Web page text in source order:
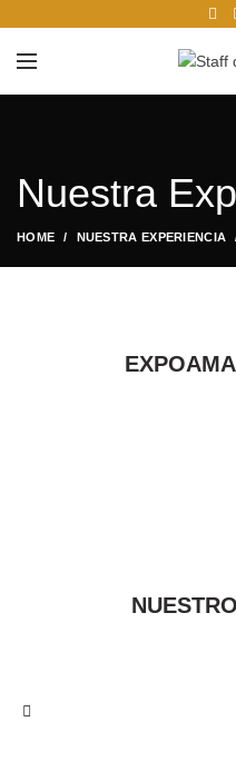
Nuestra
HOME NUESTRA EXPERIENCIA